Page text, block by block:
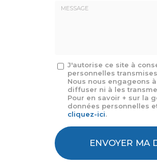
Message
J'autorise ce site à
personnelles
Nous nous engageons
diffuser ni à les
Pour en savoir + sur la
données personnelles
cliquez-ici.
Acceptation
RGPD
ENVOYER MA